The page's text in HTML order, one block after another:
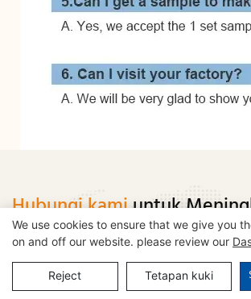
Hubungi kamiuntuk
Projek Anda
Nama
We use cookies to ensure that we give you
on and off our website. please review our
Reject Tetapan kuki